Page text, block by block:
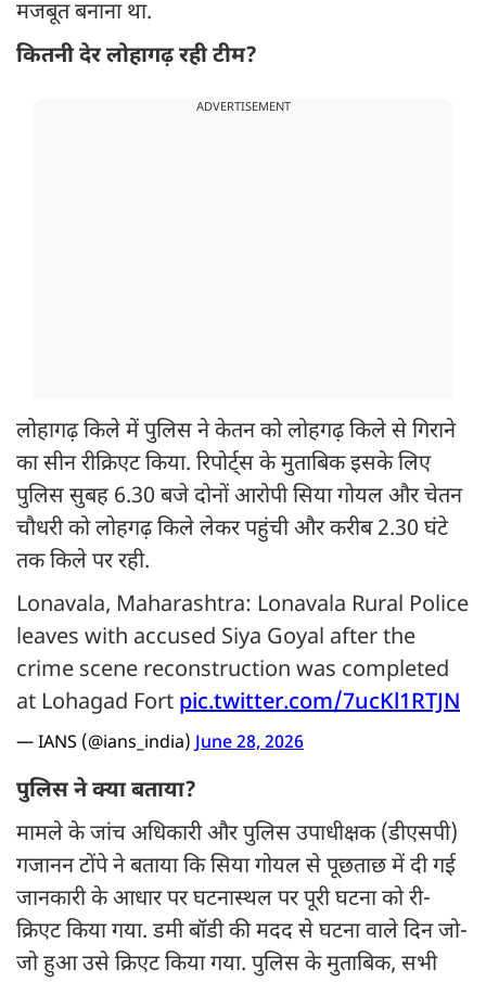
मजबूत बनाना था.
कितनी देर लोहागढ़ रही टीम?
ADVERTISEMENT
लोहागढ़ किले में पुलिस ने केतन को लोहगढ़ किले से गिराने
का सीन रीक्रिएट किया. रिपोर्ट्स के मुताबिक इसके लिए
पुलिस सुबह 6.30 बजे दोनों आरोपी सिया गोयल और चेतन
चौधरी को लोहगढ़ किले लेकर पहुंची और करीब 2.30 घंटे
तक किले पर रही.
Lonavala, Maharashtra: Lonavala Rural Police
leaves with accused Siya Goyal after the
crime scene reconstruction was completed
at Lohagad Fort pic.twitter.com/7ucKl1RTJN
— IANS (@ians_india)June 28, 2026
पुलिस ने क्या बताया?
मामले के जांच अधिकारी और पुलिस उपाधीक्षक (डीएसपी)
गजानन टोंपे ने बताया कि सिया गोयल से पूछताछ में दी गई
जानकारी के आधार पर घटनास्थल पर पूरी घटना को री-
क्रिएट किया गया. डमी बॉडी की मदद से घटना वाले दिन जो-
जो हुआ उसे क्रिएट किया गया. पुलिस के मुताबिक, सभी